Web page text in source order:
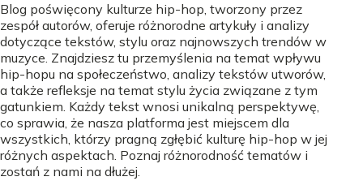
Blog poświęcony kulturze hip-hop, tworzony przez
zespół autorów, oferuje różnorodne artykuły i analizy
dotyczące tekstów, stylu oraz najnowszych trendów w
muzyce. Znajdziesz tu przemyślenia na temat wpływu
hip-hopu na społeczeństwo, analizy tekstów utworów,
a także refleksje na temat stylu życia związane z tym
gatunkiem. Każdy tekst wnosi unikalną perspektywę,
co sprawia, że nasza platforma jest miejscem dla
wszystkich, którzy pragną zgłębić kulturę hip-hop w jej
różnych aspektach. Poznaj różnorodność tematów i
zostań z nami na dłużej.